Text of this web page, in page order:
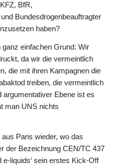
BfR,
Bundesdrogenbeauftragter
haben?
ganz einfachen Grund: Wir
da wir die vermeintlich
die mit ihren Kampagnen die
treiben, die vermeintlich
argumentativer Ebene ist es
man UNS nichts
Paris wieder, wo das
der Bezeichnung CEN/TC 437
e-liquids‘ sein erstes Kick-Off